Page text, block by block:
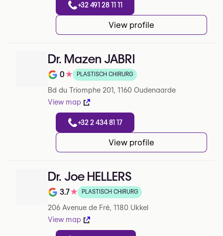
+32 491 28 11 11
View profile
Dr. Mazen JABRI
Note de 0 sur 5 sur Google
0★ PLASTISCH CHIRURG
Bd du Triomphe 201, 1160 Oudenaarde
View map
+32 2 434 81 17
View profile
Dr. Joe HELLERS
Note de 3.7 sur 5 sur Google
3.7★ PLASTISCH CHIRURG
206 Avenue de Fré, 1180 Ukkel
View map